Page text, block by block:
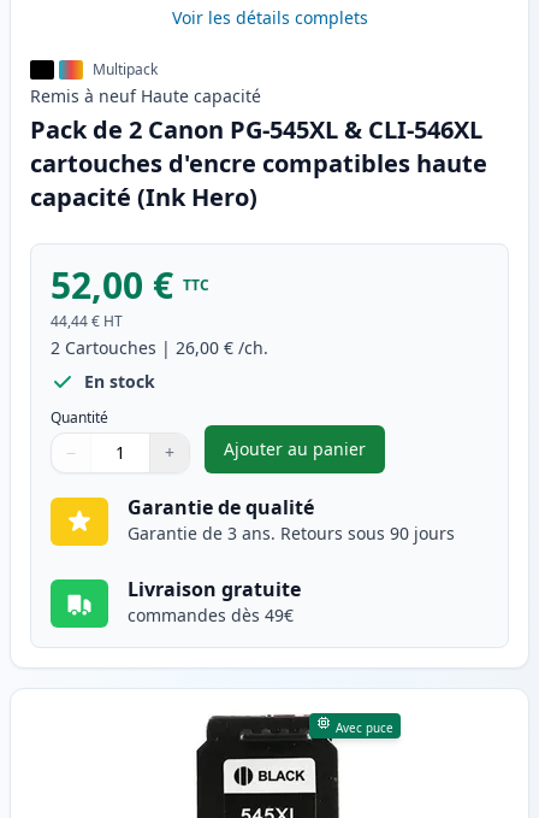
Voir les détails complets
Multipack
Remis à neuf Haute capacité
Pack de 2 Canon PG-545XL & CLI-546XL
cartouches d'encre compatibles haute
capacité (Ink Hero)
52,00 € TTC
44,44 € HT
2 Cartouches | 26,00 € /ch.
En stock
Quantité
Quantité
Utilisez les boutons pour ajuster
− +
Quantité
Ajouter au panier
,Pack de 2 Canon PG-545XL
Garantie de qualité
Garantie de 3 ans. Retours sous 90 jours
Livraison gratuite
commandes dès 49€
Avec puce